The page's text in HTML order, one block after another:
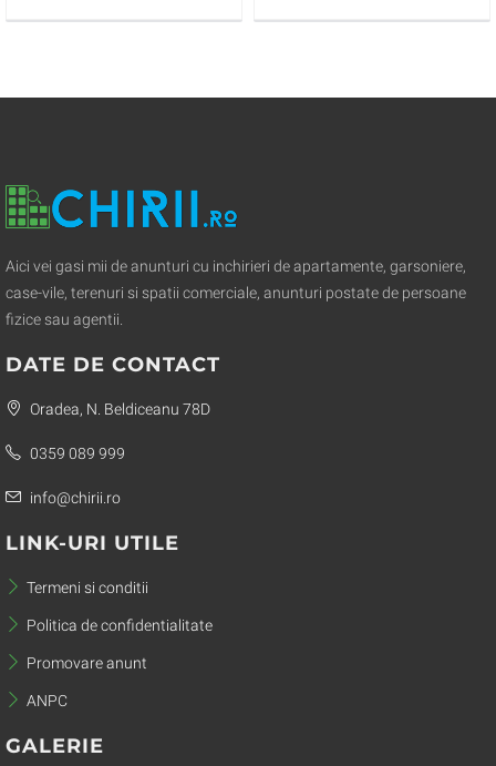
Aici vei gasi mii de anunturi cu inchirieri de apartamente, garsoniere,
case-vile, terenuri si spatii comerciale, anunturi postate de persoane
fizice sau agentii.
DATE DE CONTACT
Oradea, N. Beldiceanu 78D
0359 089 999
info@chirii.ro
LINK-URI UTILE
Termeni si conditii
Politica de confidentialitate
Promovare anunt
ANPC
GALERIE